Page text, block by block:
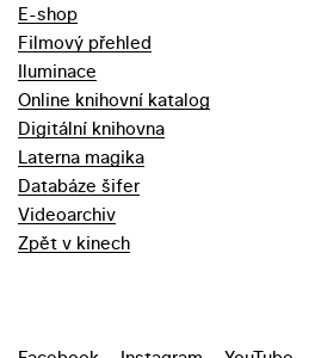
E-shop
Filmový přehled
Iluminace
Online knihovní katalog
Digitální knihovna
Laterna magika
Databáze šifer
Videoarchiv
Zpět v kinech